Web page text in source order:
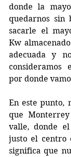
donde la
quedarnos sin
sacarle el
Kw
adecuada y
consideramos
por donde
En este punto,
que
valle, donde
justo el centro
significa que